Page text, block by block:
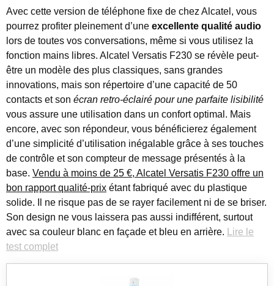
Avec cette version de téléphone fixe de chez Alcatel, vous
pourrez profiter pleinement d’une excellente qualité audio
lors de toutes vos conversations, même si vous utilisez la
fonction mains libres. Alcatel Versatis F230 se révèle peut-
être un modèle des plus classiques, sans grandes
innovations, mais son répertoire d’une capacité de 50
contacts et son écran retro-éclairé pour une parfaite lisibilité
vous assure une utilisation dans un confort optimal. Mais
encore, avec son répondeur, vous bénéficierez également
d’une simplicité d’utilisation inégalable grâce à ses touches
de contrôle et son compteur de message présentés à la
base. Vendu à moins de 25 €, Alcatel Versatis F230 offre un
bon rapport qualité-prix étant fabriqué avec du plastique
solide. Il ne risque pas de se rayer facilement ni de se briser.
Son design ne vous laissera pas aussi indifférent, surtout
avec sa couleur blanc en façade et bleu en arrière.
Lire le
test complet